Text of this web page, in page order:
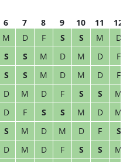
6 7 8 9 10 11
12
M D F S S M
D
S S M D M D
F
S S M D M D
F
D M D F S S
M
D F S S M D
M
S M D M D F
S
D M D F S S
M